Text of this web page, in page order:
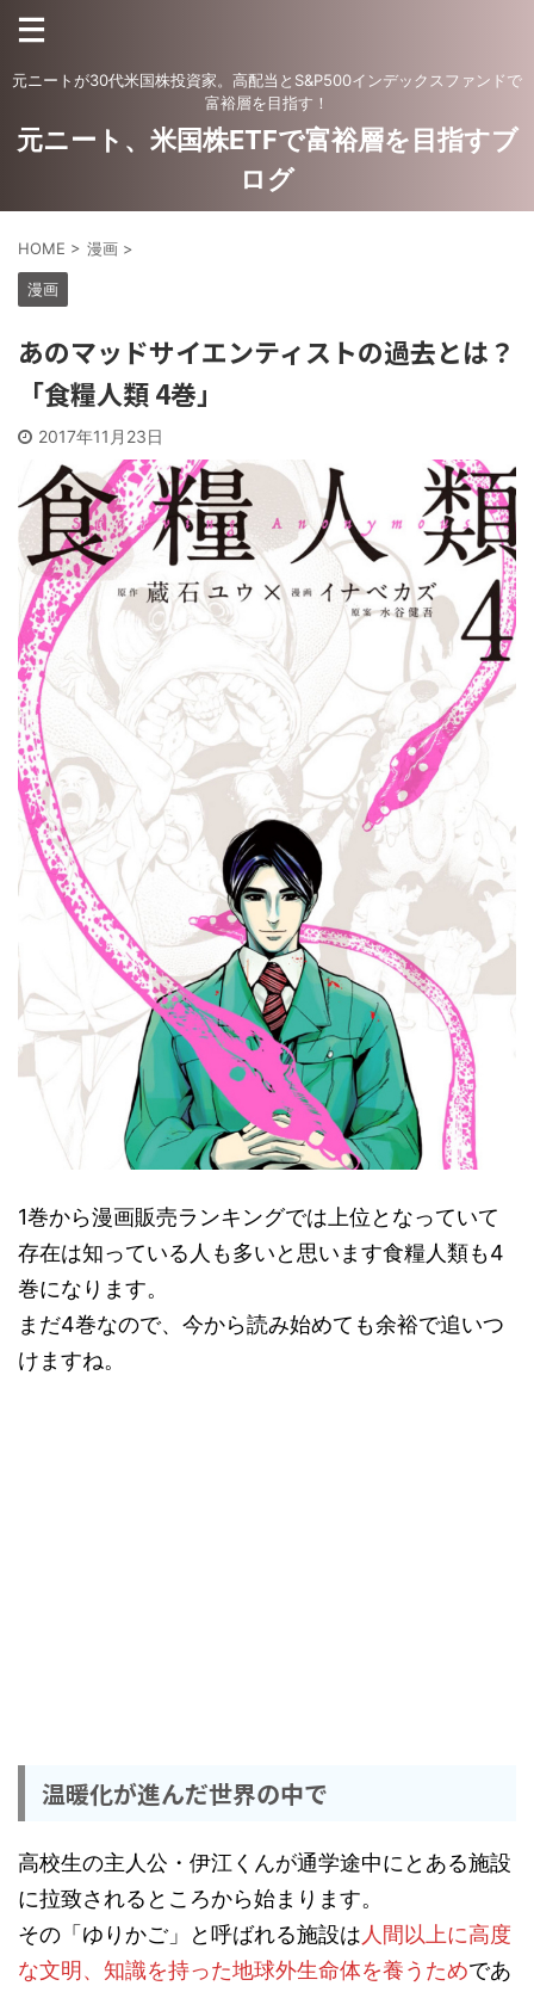
元ニートが30代米国株投資家。高配当とS&P500インデックスファンドで
富裕層を目指す！
元ニート、米国株ETFで富裕層を目指すブ
ログ
HOME > 漫画 >
漫画
あのマッドサイエンティストの過去とは？
「食糧人類 4巻」
2017年11月23日
1巻から漫画販売ランキングでは上位となっていて
存在は知っている人も多いと思います食糧人類も4
巻になります。
まだ4巻なので、今から読み始めても余裕で追いつ
けますね。
温暖化が進んだ世界の中で
高校生の主人公・伊江くんが通学途中にとある施設
に拉致されるところから始まります。
その「ゆりかご」と呼ばれる施設は人間以上に高度
な文明、知識を持った地球外生命体を養うためであ